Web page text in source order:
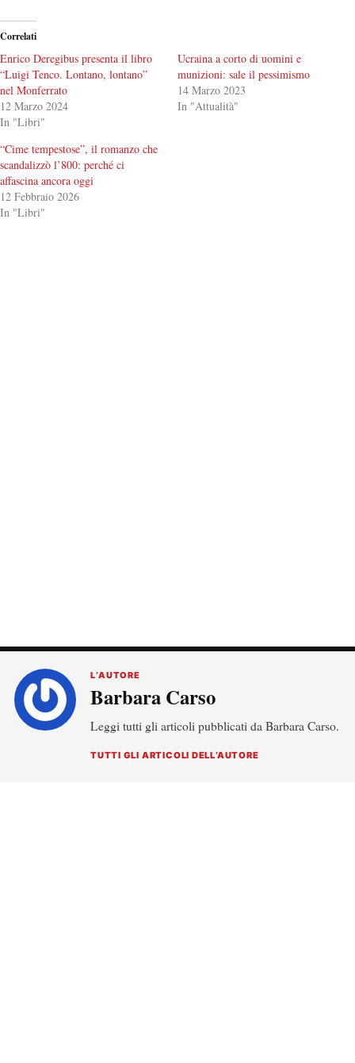
Correlati
Enrico Deregibus presenta il libro
“Luigi Tenco. Lontano, lontano”
nel Monferrato
12 Marzo 2024
In "Libri"
Ucraina a corto di uomini e
munizioni: sale il pessimismo
14 Marzo 2023
In "Attualità"
“Cime tempestose”, il romanzo che
scandalizzò l’800: perché ci
affascina ancora oggi
12 Febbraio 2026
In "Libri"
L’AUTORE
Barbara Carso
Leggi tutti gli articoli pubblicati da Barbara Carso.
TUTTI GLI ARTICOLI DELL’AUTORE